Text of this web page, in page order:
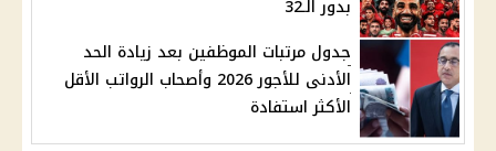
بدور الـ32
جدول مرتبات الموظفين بعد زيادة الحد
الأدنى للأجور 2026 وأصحاب الرواتب الأقل
الأكثر استفادة